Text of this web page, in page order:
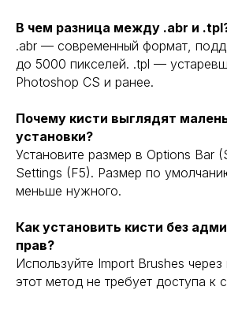
В чем разница между .abr и
.abr — современный формат,
до 5000 пикселей. .tpl —
Photoshop CS и ранее.
Почему кисти выглядят
установки?
Установите размер в Options Bar
Settings (F5). Размер по
меньше нужного.
Как установить кисти без
прав?
Используйте Import Brushes
этот метод не требует доступа к